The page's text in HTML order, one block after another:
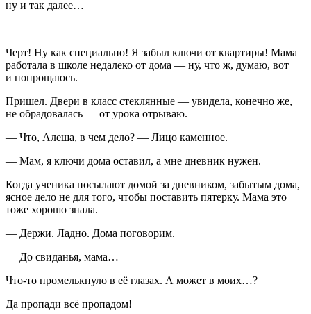
ну и так далее…
Черт! Ну как специально! Я забыл ключи от квартиры! Мама
работала в школе недалеко от дома — ну, что ж, думаю, вот
и попрощаюсь.
Пришел. Двери в класс стеклянные — увидела, конечно же,
не обрадовалась — от урока отрываю.
— Что, Алеша, в чем дело? — Лицо каменное.
— Мам, я ключи дома оставил, а мне дневник нужен.
Когда ученика посылают домой за дневником, забытым дома,
ясное дело не для того, чтобы поставить пятерку. Мама это
тоже хорошо знала.
— Держи. Ладно. Дома поговорим.
— До свиданья, мама…
Что-то промелькнуло в её глазах. А может в моих…?
Да пропади всё пропадом!